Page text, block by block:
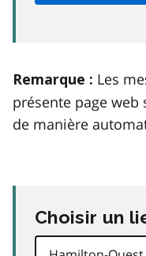
Remarque : Les
présente page web
de manière
Choisir un